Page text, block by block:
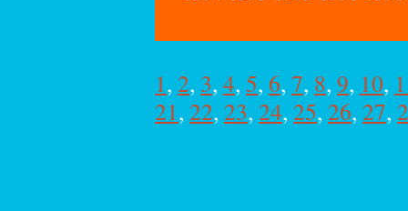
1, 2, 3, 4, 5, 6, 7, 8, 9, 10,
21, 22, 23, 24, 25, 26, 27,